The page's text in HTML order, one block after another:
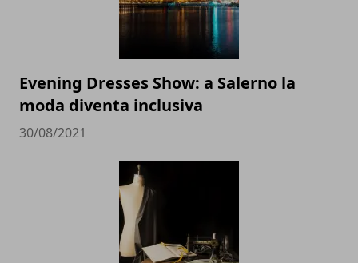
Evening Dresses Show: a Salerno la
moda diventa inclusiva
30/08/2021